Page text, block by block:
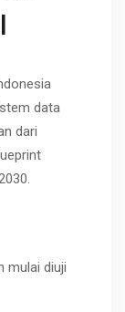
data
dari
mulai diuji